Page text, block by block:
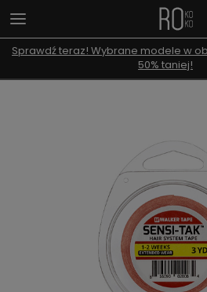
Sprawdź teraz! Wybrane modele w
50% taniej!